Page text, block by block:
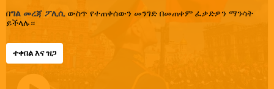
በግል መረጃ ፖሊሲውስጥ የተጠቀሰውን መንገድ በመጠቀም ፈቃድዎን ማንሳት
ይችላሉ።
ተቀበል እና ዝጋ